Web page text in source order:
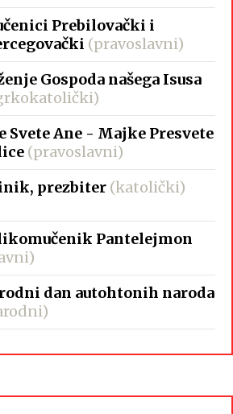
Prebilovački i
(pravoslavni)
Gospoda našega Isusa
Svete Ane - Majke Presvete
(pravoslavni)
prezbiter (katolički)
Pantelejmon
dan autohtonih naroda